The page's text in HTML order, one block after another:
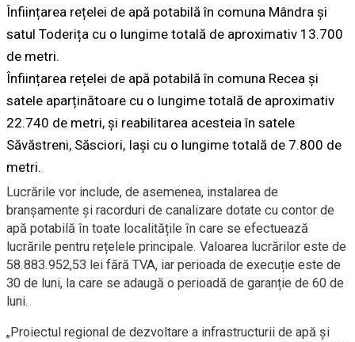
Înființarea rețelei de apă potabilă în comuna Mândra și
satul Toderița cu o lungime totală de aproximativ 13.700
de metri.
Înființarea rețelei de apă potabilă în comuna Recea și
satele aparținătoare cu o lungime totală de aproximativ
22.740 de metri, și reabilitarea acesteia în satele
Săvăstreni, Săsciori, Iași cu o lungime totală de 7.800 de
metri.
Lucrările vor include, de asemenea, instalarea de
branșamente și racorduri de canalizare dotate cu contor de
apă potabilă în toate localitățile în care se efectuează
lucrările pentru rețelele principale. Valoarea lucrărilor este de
58.883.952,53 lei fără TVA, iar perioada de execuție este de
30 de luni, la care se adaugă o perioadă de garanție de 60 de
luni.
„Proiectul regional de dezvoltare a infrastructurii de apă și